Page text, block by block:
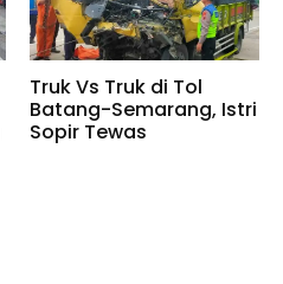
Truk Vs Truk di Tol
Batang-Semarang, Istri
Sopir Tewas